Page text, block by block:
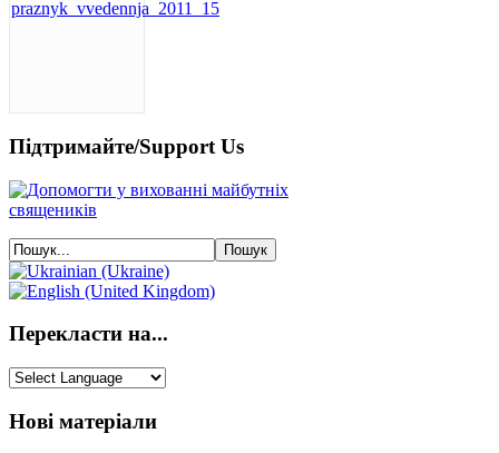
Підтримайте/Support Us
Перекласти на...
Нові матеріали